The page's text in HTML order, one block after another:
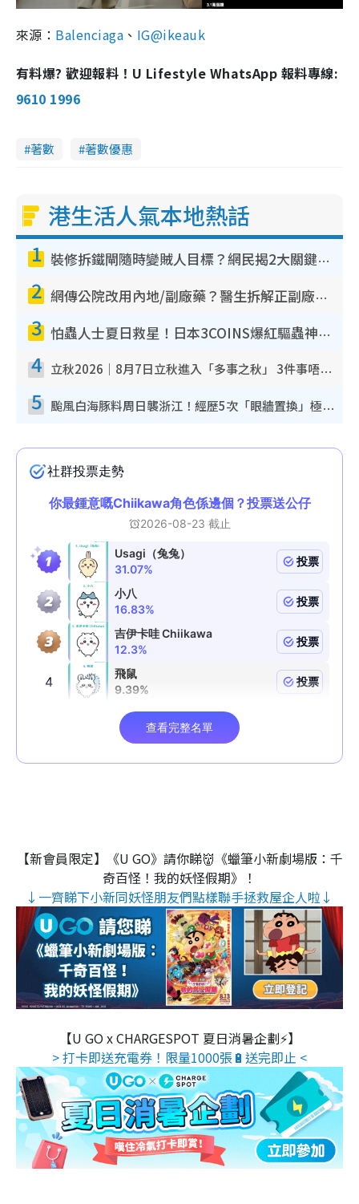
來源： Balenciaga 、 IG@ikeauk
有料爆? 歡迎報料！U Lifestyle WhatsApp 報料專線:
9610 1996
著數 著數優惠
港生活人氣本地熱話
1 裝修拆鐵閘隨時變賊人目標？網民揭2大關鍵用途：裝新式等於白裝？附新舊鐵閘分別
2 網傳公院改用內地/副廠藥？醫生拆解正副廠分別 揭4類人換藥隨時出事
3 怕蟲人士夏日救星！日本3COINS爆紅驅蟲神器$45起 1招「全程免觸碰」輕鬆搞定小強
4 立秋2026｜8月7日立秋進入「多事之秋」 3件事唔做得！專家教6招開運 清枱頭／銀包納氣接好運
5 颱風白海豚料周日襲浙江！經歷5次「眼牆置換」極罕見 成登陸內地最長途颱風
【新會員限定】《U GO》請你睇👹《蠟筆小新劇場版：千
奇百怪！我的妖怪假期》！
↓一齊睇下小新同妖怪朋友們點樣聯手拯救屋企人啦↓
【U GO x CHARGESPOT 夏日消暑企劃⚡】
> 打卡即送充電券！限量1000張🔋送完即止 <